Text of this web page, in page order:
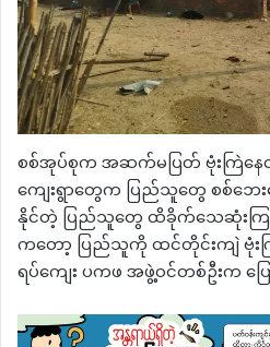
စစ်အုပ်စုက အဆက်မပြတ် ဗုံးကြဲနေ
ကျေးရွာတွေက ပြည်သူတွေ စစ်ဘေးရှ
နိုင်တဲ့ ပြည်သူတွေ ထိခိုက်သေဆုံးကြရ
ကတော့ ပြည်သူကို ထင်တိုင်းကျဲ ဗုံ
ရပ်ကျေး ပကဖ အဖွဲ့ဝင်တစ်ဦးက ပြ